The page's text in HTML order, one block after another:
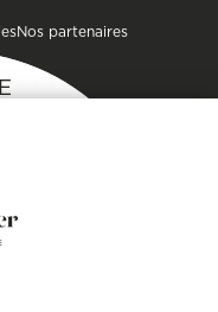
Nos partenaires
!